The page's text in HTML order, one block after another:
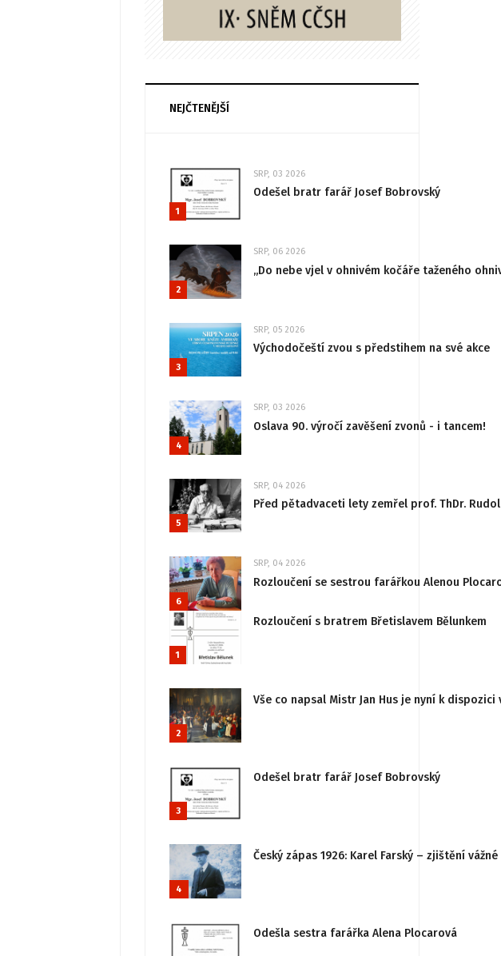
NEJČTENĚJŠÍ
1
SRP, 03 2026
Odešel bratr farář Josef Bobrovský
2
SRP, 06 2026
„Do nebe vjel v ohnivém kočáře taženého
3
SRP, 05 2026
Východočeští zvou s předstihem na své akce
4
SRP, 03 2026
Oslava 90. výročí zavěšení zvonů - i tancem!
5
SRP, 04 2026
Před pětadvaceti lety zemřel prof. ThDr.
6
SRP, 04 2026
Rozloučení se sestrou farářkou Alenou
1
Rozloučení s bratrem Břetislavem Bělunkem
2
Vše co napsal Mistr Jan Hus je nyní k
3
Odešel bratr farář Josef Bobrovský
4
Český zápas 1926: Karel Farský – zjištění
Odešla sestra farářka Alena Plocarová